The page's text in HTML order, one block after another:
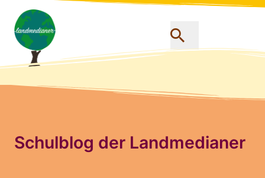
Schulblog der Landmedianer